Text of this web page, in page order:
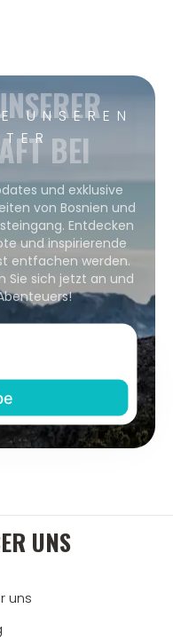
UNSEREN
BEI
und exklusive
von Bosnien und
Entdecken
und inspirierende
entfachen werden.
Sie sich jetzt an und
UNS
uns